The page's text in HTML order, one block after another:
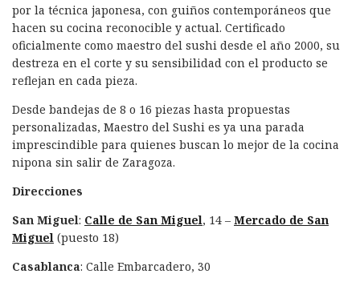
por la técnica japonesa, con guiños contemporáneos que
hacen su cocina reconocible y actual. Certificado
oficialmente como maestro del sushi desde el año 2000, su
destreza en el corte y su sensibilidad con el producto se
reflejan en cada pieza.
Desde bandejas de 8 o 16 piezas hasta propuestas
personalizadas, Maestro del Sushi es ya una parada
imprescindible para quienes buscan lo mejor de la cocina
nipona sin salir de Zaragoza.
Direcciones
San Miguel: Calle de San Miguel, 14 – Mercado de San
Miguel (puesto 18)
Casablanca: Calle Embarcadero, 30